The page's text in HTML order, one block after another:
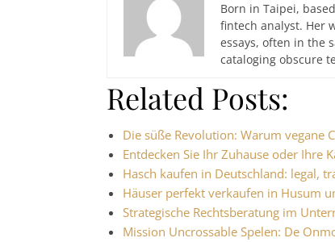
Born in Taipei,
fintech analyst. Her
essays, often in the
cataloging obscure
Related Posts:
Die süße Revolution: Warum vegane
Entdecken Sie Ihr Zuhause oder Ihre
Hasch kaufen in Deutschland: legal,
Häuser perfekt verkaufen in Husum
Strategische Rechtsberatung im
Mission Uncrossable Spelen: De